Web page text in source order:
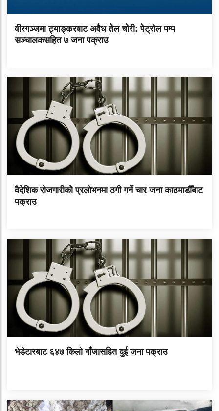
वीरगञ्जमा ट्याङ्करबाट अवैध तेल चोरी: पेट्रोल पम्प
सञ्चालकसहित ७ जना पक्राउ
वैदेशिक रोजगारीको प्रलोभनमा ठगी गर्ने चार जना काठमाडौँबाट
पक्राउ
भेडेटारबाट ६४७ किलो गाँजासहित दुई जना पक्राउ